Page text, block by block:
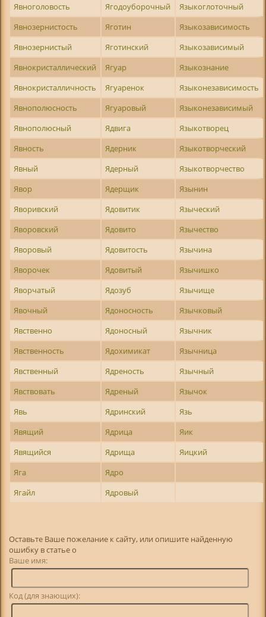
Явноголовость
Ягодоуборочный
Языкоглоточный
Явнозернистость
Яготин
Языкозависимость
Явнозернистый
Яготинский
Языкозависимый
Явнокристаллический
Ягуар
Языкознание
Явнокристалличность
Ягуаренок
Языконезависимость
Явнополюсность
Ягуаровый
Языконезависимый
Явнополюсный
Ядвига
Языкотворец
Явность
Ядерник
Языкотворческий
Явный
Ядерный
Языкотворчество
Явор
Ядерщик
Язынин
Яворивский
Ядовитик
Языческий
Яворовский
Ядовито
Язычество
Яворовый
Ядовитость
Язычина
Яворочек
Ядовитый
Язычишко
Яворчатый
Ядозуб
Язычище
Явочный
Ядоносность
Язычковый
Явственно
Ядоносный
Язычник
Явственность
Ядохимикат
Язычница
Явственный
Ядреность
Язычный
Явствовать
Ядреный
Язычок
Явь
Ядринский
Язь
Явящий
Ядрица
Яик
Явящийся
Ядрища
Яицкий
Яга
Ядро
Ягайл
Ядровый
Оставьте Ваше пожелание к сайту, или опишите найденную
ошибку в статье о
Ваше имя:
Код (для знающих):